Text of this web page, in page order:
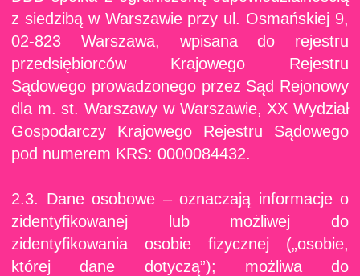
z siedzibą w Warszawie przy ul. Osmańskiej 9,
02-823 Warszawa, wpisana do rejestru
przedsiębiorców Krajowego Rejestru
Sądowego prowadzonego przez Sąd Rejonowy
dla m. st. Warszawy w Warszawie, XX Wydział
Gospodarczy Krajowego Rejestru Sądowego
pod numerem KRS: 0000084432.
2.3. Dane osobowe – oznaczają informacje o
zidentyfikowanej lub możliwej do
zidentyfikowania osobie fizycznej („osobie,
której dane dotyczą”); możliwa do